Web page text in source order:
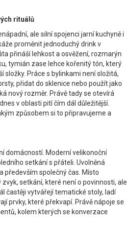
rituálů
ale silní spojenci jarní kuchyně i
proměnit jednoduchý drink v
přináší lehkost a osvěžení, rozmarýn
tymián zase lehce kořenitý tón, který
složky. Práce s bylinkami není složitá,
přidat do sklenice nebo použít jako
nový rozměr. Právě tady se otevírá
v oblasti pití čím dál důležitější.
způsobem si to připravujeme a
domácností. Moderní velikonoční
setkání s přáteli. Uvolněná
především společný čas. Místo
setkání, které není o povinnosti, ale
častěji vytvářejí tematické stoly, ladí
prvky, které překvapí. Právě nápoje se
kolem kterých se konverzace